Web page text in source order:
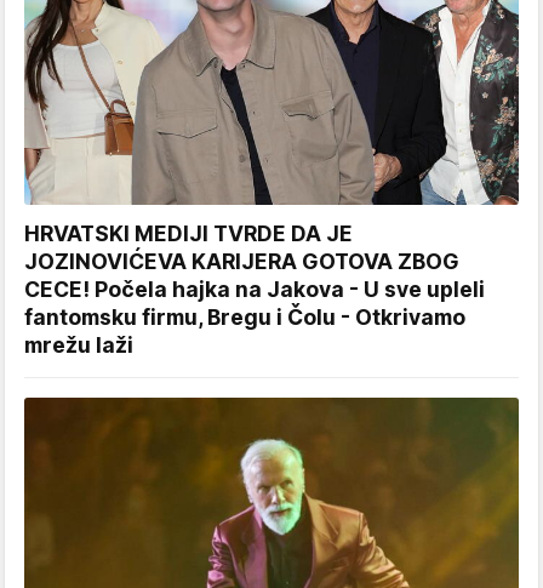
HRVATSKI MEDIJI TVRDE DA JE
JOZINOVIĆEVA KARIJERA GOTOVA ZBOG
CECE! Počela hajka na Jakova - U sve upleli
fantomsku firmu, Bregu i Čolu - Otkrivamo
mrežu laži